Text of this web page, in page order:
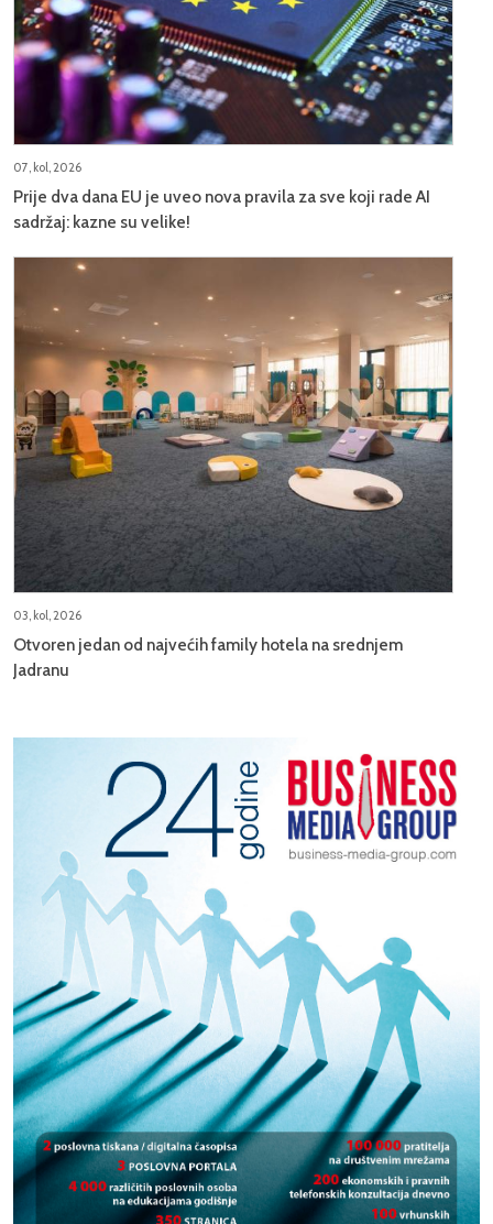
07, kol, 2026
Prije dva dana EU je uveo nova pravila za sve koji rade AI
sadržaj: kazne su velike!
03, kol, 2026
Otvoren jedan od najvećih family hotela na srednjem
Jadranu